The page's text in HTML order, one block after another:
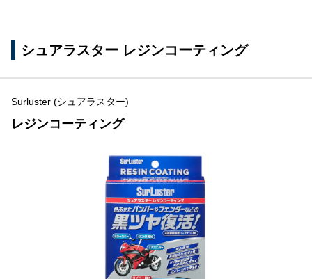
シュアラスター レジンコーティング
Surluster (シュアラスター)
レジンコーティング